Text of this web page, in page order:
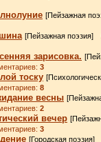
[Пейзажная
[Пейзажная поэзия]
зарисовка.
3
тоску
8
весны
2
вечер
3
[Городская поэзия]